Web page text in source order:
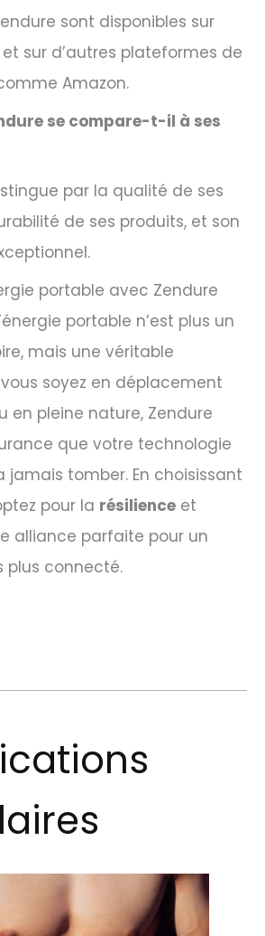
sont disponibles sur
sur d’autres plateformes de
Amazon.
se compare-t-il à ses
par la qualité de ses
de ses produits, et son
portable avec Zendure
portable n’est plus un
mais une véritable
soyez en déplacement
en pleine nature, Zendure
que votre technologie
jamais tomber. En choisissant
pour la résilience et
alliance parfaite pour un
plus connecté.